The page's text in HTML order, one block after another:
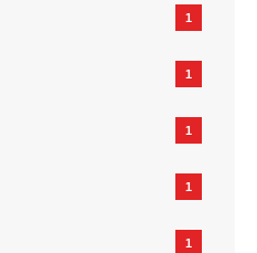
1
1
1
1
1